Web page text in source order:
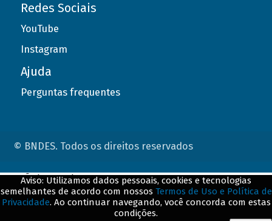
Redes Sociais
YouTube
Instagram
Ajuda
Perguntas frequentes
© BNDES. Todos os direitos reservados
Aviso: Utilizamos dados pessoais, cookies e tecnologias
semelhantes de acordo com nossos Termos de Uso e Política de
Privacidade. Ao continuar navegando, você concorda com estas
condições.
ConteÃºdo complementar
${title}${badge}